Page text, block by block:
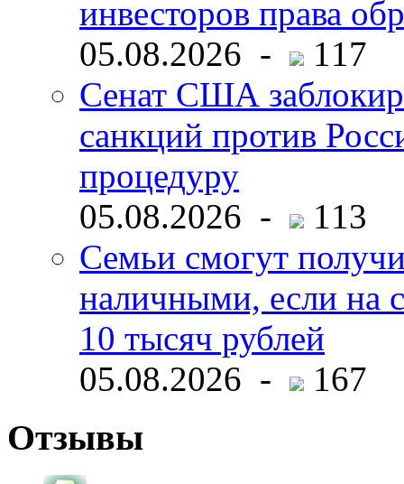
инвесторов права
05.08.2026 -
117
Сенат США
санкций против
процедуру
05.08.2026 -
113
Семьи смогут
наличными, если на
10 тысяч рублей
05.08.2026 -
167
Отзывы